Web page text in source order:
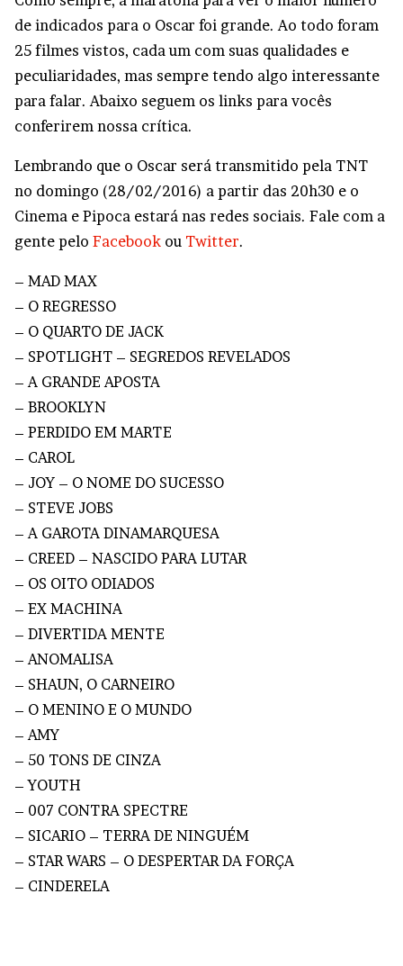
de indicados para o Oscar foi grande. Ao todo foram
25 filmes vistos, cada um com suas qualidades e
peculiaridades, mas sempre tendo algo interessante
para falar. Abaixo seguem os links para vocês
conferirem nossa crítica.
Lembrando que o Oscar será transmitido pela TNT
no domingo (28/02/2016) a partir das 20h30 e o
Cinema e Pipoca estará nas redes sociais. Fale com a
gente pelo Facebook ou Twitter.
– MAD MAX
– O REGRESSO
– O QUARTO DE JACK
– SPOTLIGHT – SEGREDOS REVELADOS
– A GRANDE APOSTA
– BROOKLYN
– PERDIDO EM MARTE
– CAROL
– JOY – O NOME DO SUCESSO
– STEVE JOBS
– A GAROTA DINAMARQUESA
– CREED – NASCIDO PARA LUTAR
– OS OITO ODIADOS
– EX MACHINA
– DIVERTIDA MENTE
– ANOMALISA
– SHAUN, O CARNEIRO
– O MENINO E O MUNDO
– AMY
– 50 TONS DE CINZA
– YOUTH
– 007 CONTRA SPECTRE
– SICARIO – TERRA DE NINGUÉM
– STAR WARS – O DESPERTAR DA FORÇA
– CINDERELA